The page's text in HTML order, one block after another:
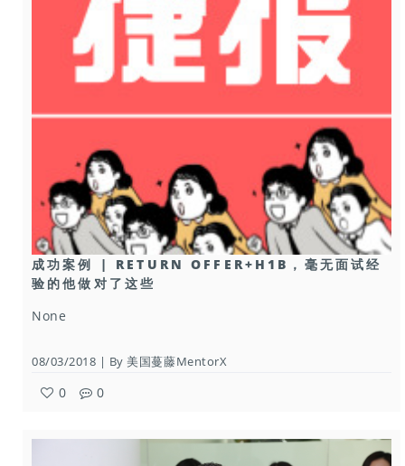
成功案例 | RETURN OFFER+H1B，毫无面试经
验的他做对了这些
None
08/03/2018 | By 美国蔓藤MentorX
0 0